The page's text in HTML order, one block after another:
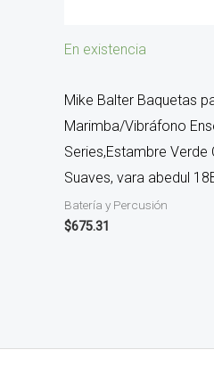
En existencia
Mike Balter Baquetas
Marimba/Vibráfono
Series,Estambre Verde
Suaves, vara abedul
Batería y Percusión
$675.31